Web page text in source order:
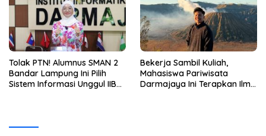
Tolak PTN! Alumnus SMAN 2
Bandar Lampung Ini Pilih
Sistem Informasi Unggul IIB
Bekerja Sambil Kuliah,
Mahasiswa Pariwisata
Darmajaya Ini Terapkan Ilmu